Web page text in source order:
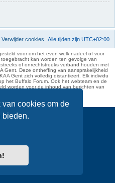
van cookies om de
bieden.
Alle tijden zijn UTC+02:00
Verwijder cookies
voor om het even welk nadeel of voor
kan worden ten gevolge van
of onrechtstreeks verband houden met
Gent. Deze ontheffing van aansprakelijkheid
Gent zich volledig distantieert. Elk individu
het Buffalo Forum. Ook het webteam en de
worden voor de inhoud van berichten van